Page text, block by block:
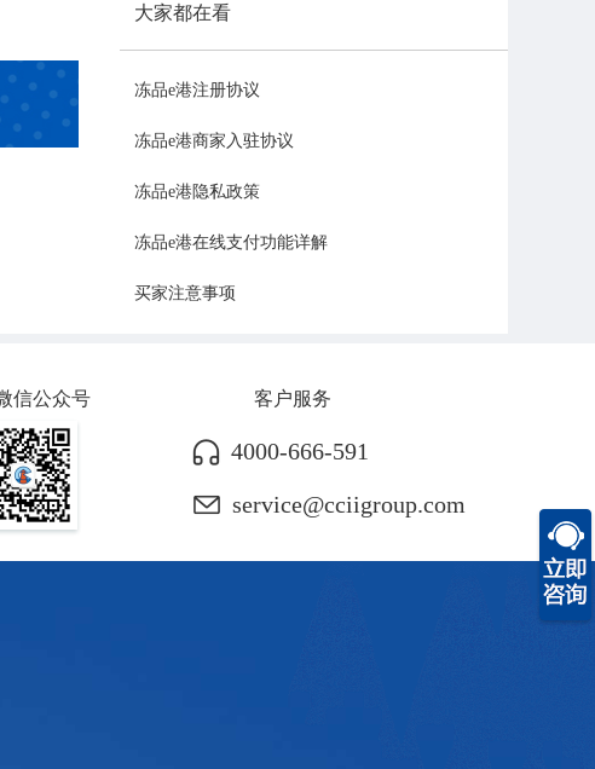
大家都在看
冻品e港注册协议
冻品e港商家入驻协议
冻品e港隐私政策
冻品e港在线支付功能详解
买家注意事项
信公众号 客户服务
4000-666-591
service@cciigroup.com